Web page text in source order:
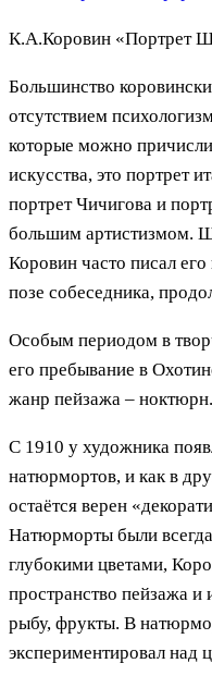
К.А.Коровин «Портрет
Большинство
отсутствием
которые можно
искусства, это портрет
портрет Чичигова и
большим артистизмом.
Коровин часто писал
позе собеседника,
Особым периодом в
его пребывание в
жанр пейзажа – ноктюрн.
С 1910 у художника
натюрмортов, и как в
остаётся верен
Натюрморты были
глубокими цветами,
пространство пейзажа и
рыбу, фрукты. В
экспериментировал над